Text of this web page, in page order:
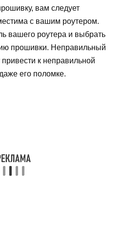
вам следует
с вашим роутером.
вашего роутера и выбрать
прошивки. Неправильный
к неправильной
его поломке.